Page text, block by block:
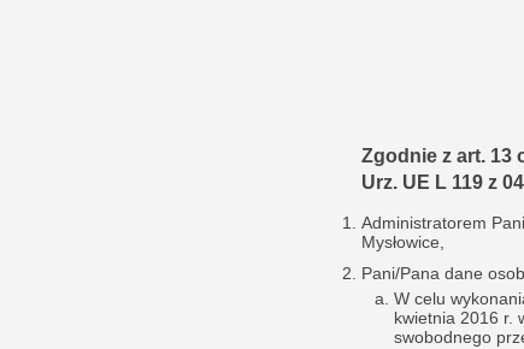
Zgodnie z art. 13
Urz. UE L 119 z
Administratorem
Mysłowice,
Pani/Pana dane
W celu
kwietnia 2016 r.
swobodnego